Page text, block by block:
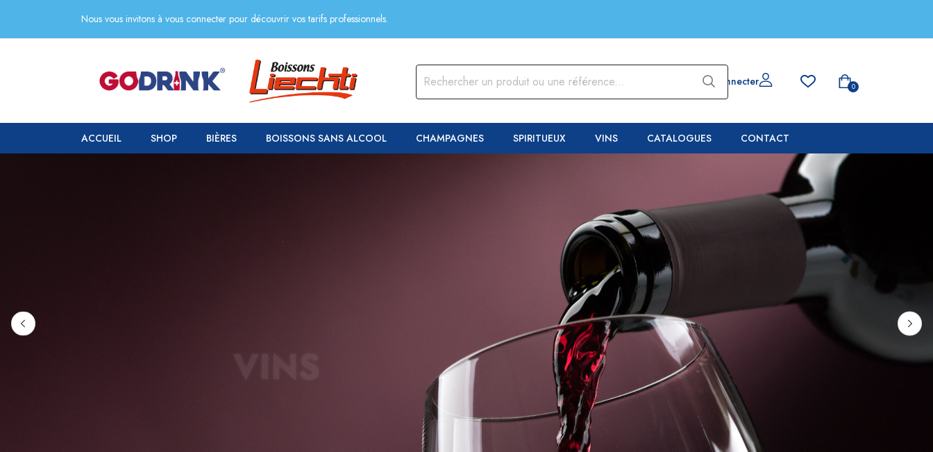
Nous vous invitons à vous connecter pour découvrir vos tarifs professionnels.
Se connecter 0
ACCUEIL SHOP BIÈRES BOISSONS SANS ALCOOL CHAMPAGNES SPIRITUEUX VINS CATALOGUES CONTACT
VINS